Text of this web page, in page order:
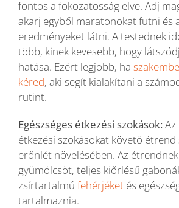
fontos a fokozatosság elve. Adj
akarj egyből maratonokat futni és
eredményeket látni. A testednek
több, kinek kevesebb, hogy
hatása. Ezért legjobb, ha
kéred, aki segít kialakítani a
rutint.
Egészséges étkezési szokások:Az
étkezési szokásokat követő étrend
erőnlét növelésében. Az
gyümölcsöt, teljes kiőrlésű
zsírtartalmú fehérjéketés
tartalmaznia.